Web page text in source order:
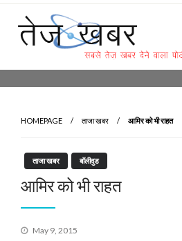
Skip
content
HOMEPAGE ताजा खबर आमिर को भी राहत
ताजा खबर बॉलीवुड
आमिर को भी राहत
Posted
May 9, 2015